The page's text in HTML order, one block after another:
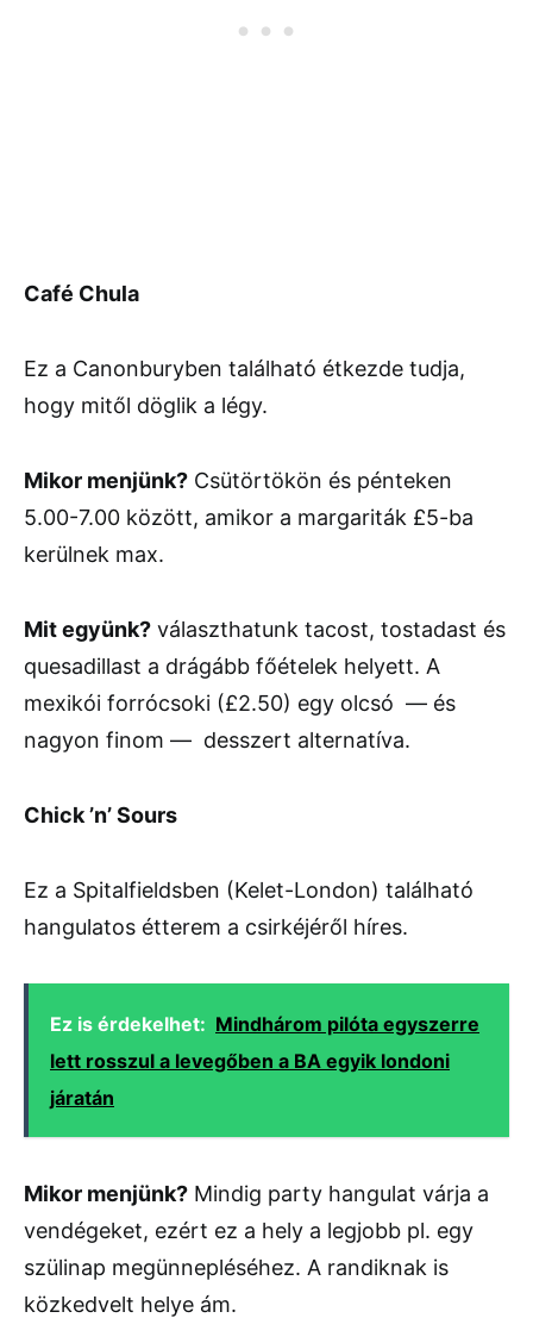
Café Chula
Ez a Canonburyben található étkezde tudja,
hogy mitől döglik a légy.
Mikor menjünk? Csütörtökön és pénteken
5.00-7.00 között, amikor a margariták £5-ba
kerülnek max.
Mit együnk? választhatunk tacost, tostadast és
quesadillast a drágább főételek helyett. A
mexikói forrócsoki (£2.50) egy olcsó — és
nagyon finom — desszert alternatíva.
Chick ’n’ Sours
Ez a Spitalfieldsben (Kelet-London) található
hangulatos étterem a csirkéjéről híres.
Ez is érdekelhet: Mindhárom pilóta egyszerre
lett rosszul a levegőben a BA egyik londoni
járatán
Mikor menjünk? Mindig party hangulat várja a
vendégeket, ezért ez a hely a legjobb pl. egy
szülinap megünnepléséhez. A randiknak is
közkedvelt helye ám.